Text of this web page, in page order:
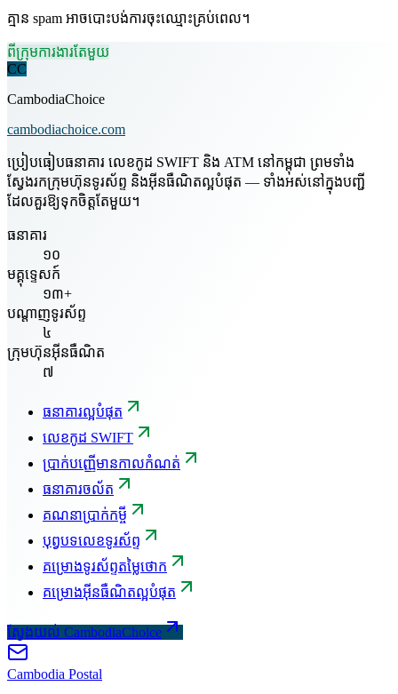
គ្មាន spam អាចបោះបង់ការចុះឈ្មោះគ្រប់ពេល។
ពីក្រុមការងារតែមួយ
CC
CambodiaChoice
cambodiachoice.com
ប្រៀបធៀបធនាគារ លេខកូដ SWIFT និង ATM នៅកម្ពុជា ព្រមទាំង
ស្វែងរកក្រុមហ៊ុនទូរស័ព្ទ និងអ៊ីនធឺណិតល្អបំផុត — ទាំងអស់នៅក្នុងបញ្ជី
ដែលគួរឱ្យទុកចិត្តតែមួយ។
ធនាគារ
១០
មគ្គុទ្ទេសក៍
១៣+
បណ្តាញទូរស័ព្ទ
៤
ក្រុមហ៊ុនអ៊ីនធឺណិត
៧
ធនាគារល្អបំផុត
លេខកូដ SWIFT
ប្រាក់បញ្ញើមានកាលកំណត់
ធនាគារចល័ត
គណនាប្រាក់កម្ចី
បុព្វបទលេខទូរស័ព្ទ
គម្រោងទូរស័ព្ទតម្លៃថោក
គម្រោងអ៊ីនធឺណិតល្អបំផុត
ស្វែងយល់ CambodiaChoice
Cambodia Postal